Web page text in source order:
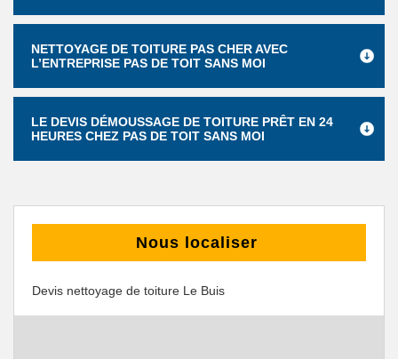
NETTOYAGE DE TOITURE PAS CHER AVEC
L’ENTREPRISE PAS DE TOIT SANS MOI
LE DEVIS DÉMOUSSAGE DE TOITURE PRÊT EN 24
HEURES CHEZ PAS DE TOIT SANS MOI
Nous localiser
Devis nettoyage de toiture Le Buis